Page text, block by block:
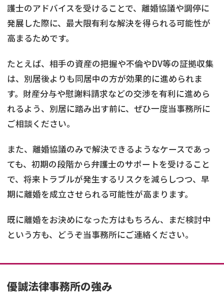
護士のアドバイスを受けることで、離婚協議や調停に
発展した際に、最大限有利な解決を得られる可能性が
高まるためです。
たとえば、相手の資産の把握や不倫やDV等の証拠収集
は、別居後よりも同居中の方が効果的に進められま
す。財産分与や慰謝料請求などの交渉を有利に進めら
れるよう、別居に踏み出す前に、ぜひ一度当事務所に
ご相談ください。
また、離婚協議のみで解決できるようなケースであっ
ても、初期の段階から弁護士のサポートを受けること
で、将来トラブルが発生するリスクを減らしつつ、早
期に離婚を成立させられる可能性が高まります。
既に離婚をお決めになった方はもちろん、まだ検討中
という方も、どうぞ当事務所にご連絡ください。
優誠法律事務所の強み